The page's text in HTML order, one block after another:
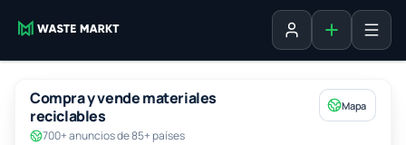
Iniciar sesión
Agregar
Compra y vende materiales
reciclables
700+ anuncios de 85+ países
Mapa